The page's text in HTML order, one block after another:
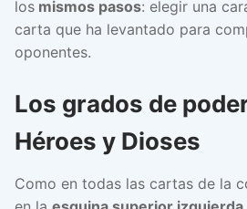
los mismos pasos: elegir una
carta que ha levantado para
oponentes.
Los grados de
Héroes y Dioses
Como en todas las cartas de la